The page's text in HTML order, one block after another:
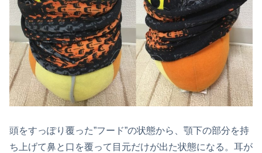
頭をすっぽり覆った”フード”の状態から、顎下の部分を持
ち上げて鼻と口を覆って目元だけが出た状態になる。耳が